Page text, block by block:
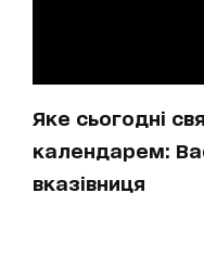
Яке сьогодні
календарем:
вказівниця